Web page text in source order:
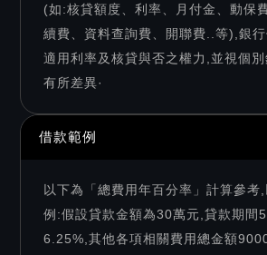
(如:核貸額度、利率、月付金、動保
續費、資料查詢費、開聯費..等),銀行
適用利率及核貸與否之權力,並視個
有所差異·
借款範例
以下為「總費用年百分率」計算參考
例:假設貸款金額為30萬元,貸款期間
6.25%,其他各項相關費用總金額